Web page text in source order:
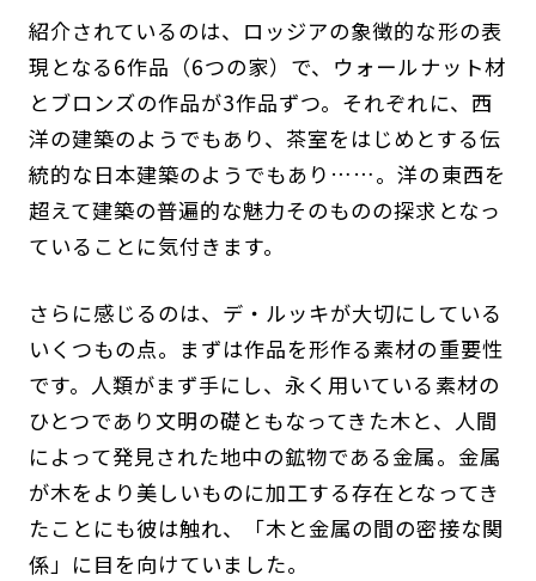
紹介されているのは、ロッジアの象徴的な形の表
現となる6作品（6つの家）で、ウォールナット材
とブロンズの作品が3作品ずつ。それぞれに、西
洋の建築のようでもあり、茶室をはじめとする伝
統的な日本建築のようでもあり……。洋の東西を
超えて建築の普遍的な魅力そのものの探求となっ
ていることに気付きます。
さらに感じるのは、デ・ルッキが大切にしている
いくつもの点。まずは作品を形作る素材の重要性
です。人類がまず手にし、永く用いている素材の
ひとつであり文明の礎ともなってきた木と、人間
によって発見された地中の鉱物である金属。金属
が木をより美しいものに加工する存在となってき
たことにも彼は触れ、「木と金属の間の密接な関
係」に目を向けていました。